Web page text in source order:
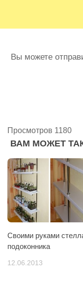
Вы можете
Просмотров 1180
ВАМ МОЖЕТ
Своими руками
подоконника
12.06.2013